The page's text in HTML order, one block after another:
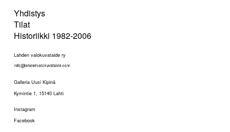
Yhdistys
Tilat
Historiikki 1982-2006
Lahden valokuvataide ry
Galleria Uusi Kipinä
Kymintie 1, 15140 Lahti
Instagram
Facebook